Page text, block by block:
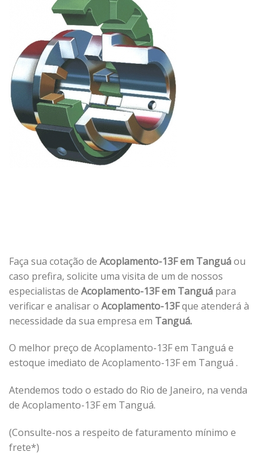
Faça sua cotação de Acoplamento-13F em Tanguáou
caso prefira, solicite uma visita de um de nossos
especialistas de Acoplamento-13F em Tanguá para
verificar e analisar o Acoplamento-13Fque atenderá à
necessidade da sua empresa em Tanguá.
O melhor preço de Acoplamento-13F em Tanguá e
estoque imediato de Acoplamento-13F em Tanguá .
Atendemos todo o estado do Rio de Janeiro, na venda
de Acoplamento-13F em Tanguá.
(Consulte-nos a respeito de faturamento mínimo e
frete*)